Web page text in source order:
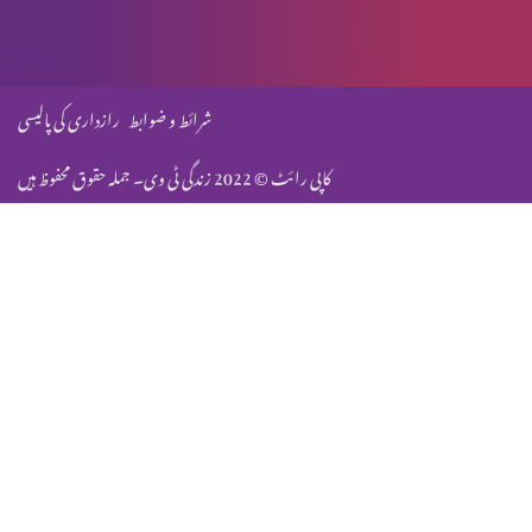
کیا شریعت کے ختم ہونے سے ہمیں کھلی چھوٹی مل گئی ہے؟
کاپی رائٹ © 2022 زندگی ٹی وی۔ جملہ حقوق محفوظ ہیں
شرائط و ضوابط رازداری کی پالیسی